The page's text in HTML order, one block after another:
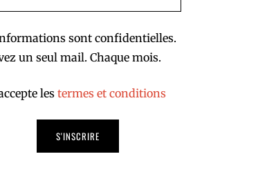
sont confidentielles.
un seul mail. Chaque mois.
les termes et conditions